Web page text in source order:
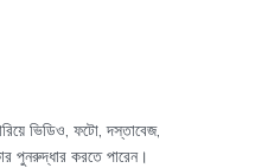
ভিডিও, ফটো, দস্তাবেজ,
পুনরুদ্ধার করতে পারেন।